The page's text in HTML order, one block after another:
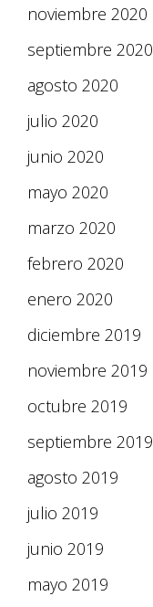
noviembre 2020
septiembre 2020
agosto 2020
julio 2020
junio 2020
mayo 2020
marzo 2020
febrero 2020
enero 2020
diciembre 2019
noviembre 2019
octubre 2019
septiembre 2019
agosto 2019
julio 2019
junio 2019
mayo 2019